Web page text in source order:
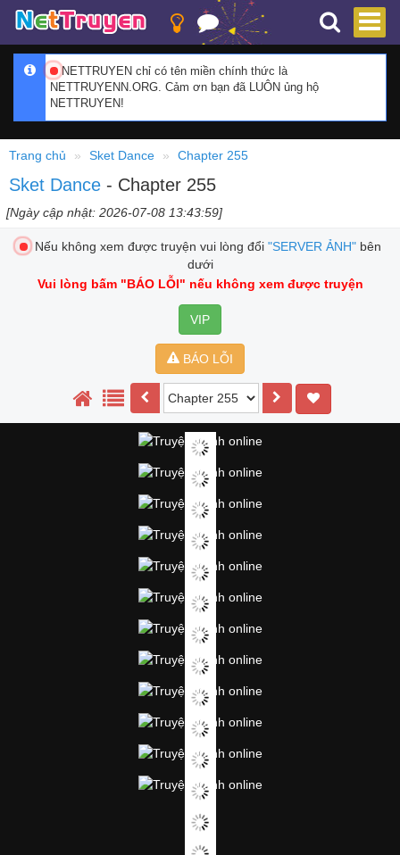
NETTRUYEN chỉ có tên miền chính thức là
NETTRUYENN.ORG. Cảm ơn bạn đã LUÔN ủng hộ
NETTRUYEN!
Trang chủ Sket Dance Chapter 255
Sket Dance - Chapter 255
[Ngày cập nhật: 2026-07-08 13:43:59]
Nếu không xem được truyện vui lòng đổi "SERVER ẢNH"bên
dưới
Vui lòng bấm "BÁO LỖI" nếu không xem được truyện
VIP
BÁO LỖI